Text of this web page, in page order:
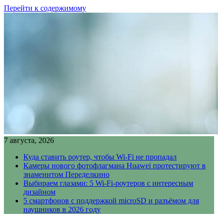
Перейти к содержимому
7 августа, 2026
Куда ставить роутер, чтобы Wi-Fi не пропадал
Камеры нового фотофлагмана Huawei протестируют в
знаменитом Переделкино
Выбираем глазами: 5 Wi-Fi-роутеров с интересным
дизайном
5 смартфонов с поддержкой microSD и разъёмом для
наушников в 2026 году